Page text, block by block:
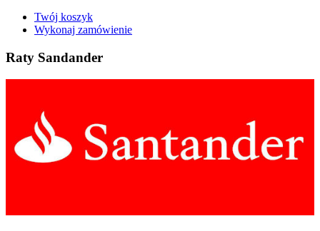
Twój koszyk
Wykonaj zamówienie
Raty Sandander